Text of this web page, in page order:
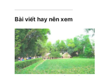
Bài viết hay nên xem